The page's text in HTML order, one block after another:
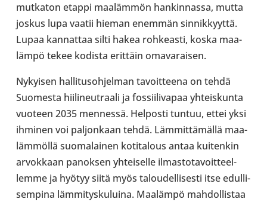
mut­ka­ton etappi maa­läm­mön han­kin­nassa, mutta
joskus lupa vaatii hieman enemmän sin­nik­kyyttä.
Lupaa kan­nat­taa silti hakea roh­keasti, koska maa­
lämpö tekee kodista erit­täin oma­va­rai­sen.
Nykyi­sen hal­li­tus­oh­jel­man tavoit­teena on tehdä
Suo­mesta hii­li­neut­raali ja fos­sii­li­va­paa yhteis­kunta
vuoteen 2035 men­nessä. Hel­posti tuntuu, ettei yksi
ihminen voi pal­jon­kaan tehdä. Läm­mit­tä­mällä maa­
läm­möllä suo­ma­lai­nen koti­ta­lous antaa kui­ten­kin
arvok­kaan panok­sen yhtei­selle ilmas­to­ta­voit­teel­
lemme ja hyötyy siitä myös talou­del­li­sesti itse edul­li­
sem­pina läm­mi­tys­ku­luina. Maa­lämpö mah­dol­lis­taa